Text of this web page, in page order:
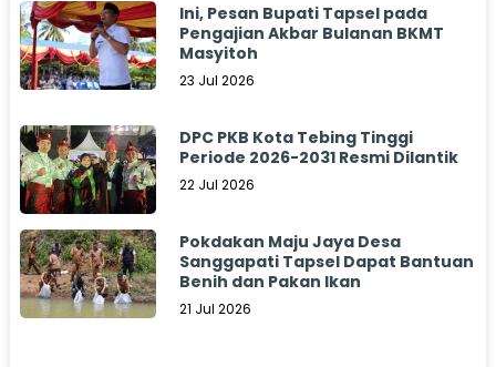
Ini, Pesan Bupati Tapsel pada
Pengajian Akbar Bulanan BKMT
Masyitoh
23 Jul 2026
DPC PKB Kota Tebing Tinggi
Periode 2026-2031 Resmi Dilantik
22 Jul 2026
Pokdakan Maju Jaya Desa
Sanggapati Tapsel Dapat Bantuan
Benih dan Pakan Ikan
21 Jul 2026